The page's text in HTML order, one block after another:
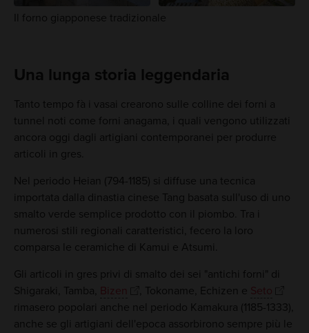
Il forno giapponese tradizionale
Una lunga storia leggendaria
Tanto tempo fà i vasai crearono sulle colline dei forni a
tunnel noti come forni anagama, i quali vengono utilizzati
ancora oggi dagli artigiani contemporanei per produrre
articoli in gres.
Nel periodo Heian (794-1185) si diffuse una tecnica
importata dalla dinastia cinese Tang basata sull'uso di uno
smalto verde semplice prodotto con il piombo. Tra i
numerosi stili regionali caratteristici, fecero la loro
comparsa le ceramiche di Kamui e Atsumi.
Gli articoli in gres privi di smalto dei sei "antichi forni" di
Shigaraki, Tamba, Bizen , Tokoname, Echizen e Seto
rimasero popolari anche nel periodo Kamakura (1185-1333),
anche se gli artigiani dell'epoca assorbirono sempre più le